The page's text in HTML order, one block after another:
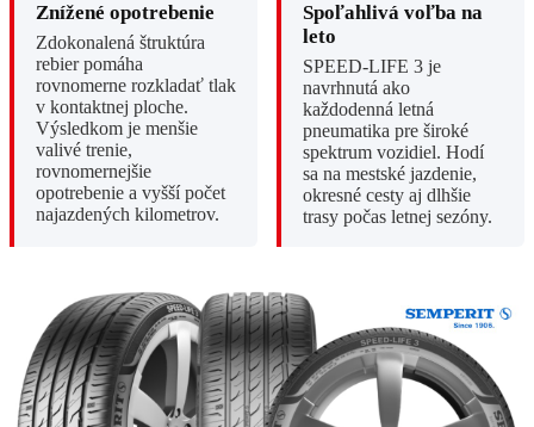
Znížené opotrebenie
Zdokonalená štruktúra
rebier pomáha
rovnomerne rozkladať tlak
v kontaktnej ploche.
Výsledkom je menšie
valivé trenie,
rovnomernejšie
opotrebenie a vyšší počet
najazdených kilometrov.
Spoľahlivá voľba na
leto
SPEED-LIFE 3 je
navrhnutá ako
každodenná letná
pneumatika pre široké
spektrum vozidiel. Hodí
sa na mestské jazdenie,
okresné cesty aj dlhšie
trasy počas letnej sezóny.